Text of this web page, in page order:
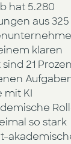
hat 5.280
aus 325
klaren
21
mit KI
so stark